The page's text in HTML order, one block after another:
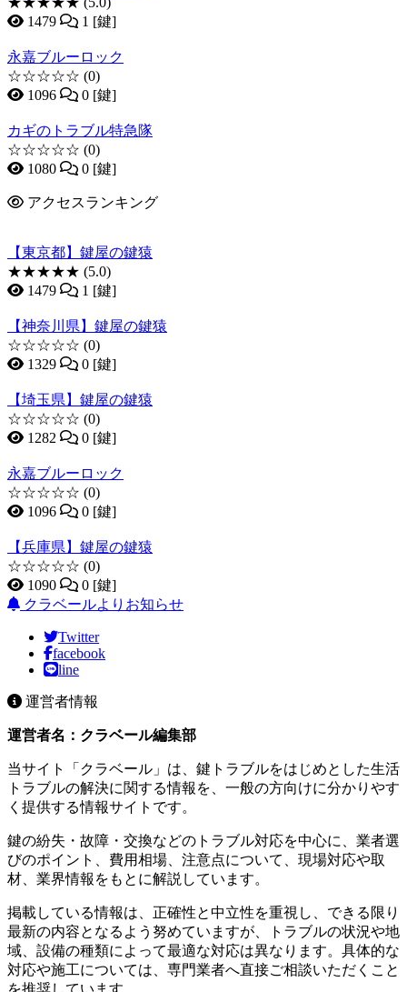
1479
1 [鍵]
永嘉ブルーロック
☆☆☆☆☆ (0)
1096
0 [鍵]
カギのトラブル特急隊
☆☆☆☆☆ (0)
1080
0 [鍵]
アクセスランキング
【東京都】鍵屋の鍵猿
★★★★★ (5.0)
1479
1 [鍵]
【神奈川県】鍵屋の鍵猿
☆☆☆☆☆ (0)
1329
0 [鍵]
【埼玉県】鍵屋の鍵猿
☆☆☆☆☆ (0)
1282
0 [鍵]
永嘉ブルーロック
☆☆☆☆☆ (0)
1096
0 [鍵]
【兵庫県】鍵屋の鍵猿
☆☆☆☆☆ (0)
1090
0 [鍵]
クラベールよりお知らせ
Twitter
facebook
line
運営者情報
運営者名：クラベール編集部
当サイト「クラベール」は、鍵トラブルをはじめとした生活
トラブルの解決に関する情報を、一般の方向けに分かりやす
く提供する情報サイトです。
鍵の紛失・故障・交換などのトラブル対応を中心に、業者選
びのポイント、費用相場、注意点について、現場対応や取
材、業界情報をもとに解説しています。
掲載している情報は、正確性と中立性を重視し、できる限り
最新の内容となるよう努めていますが、トラブルの状況や地
域、設備の種類によって最適な対応は異なります。具体的な
対応や施工については、専門業者へ直接ご相談いただくこと